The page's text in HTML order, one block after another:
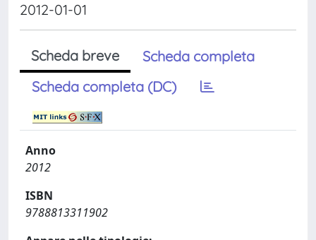
2012-01-01
Scheda breve
Scheda completa
Scheda completa (DC)
Anno
2012
ISBN
9788813311902